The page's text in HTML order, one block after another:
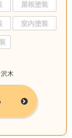
屋根塗装
室内塗装
木